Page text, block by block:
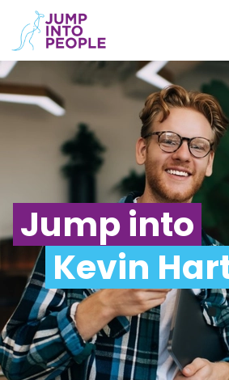
Jump into
Kevin